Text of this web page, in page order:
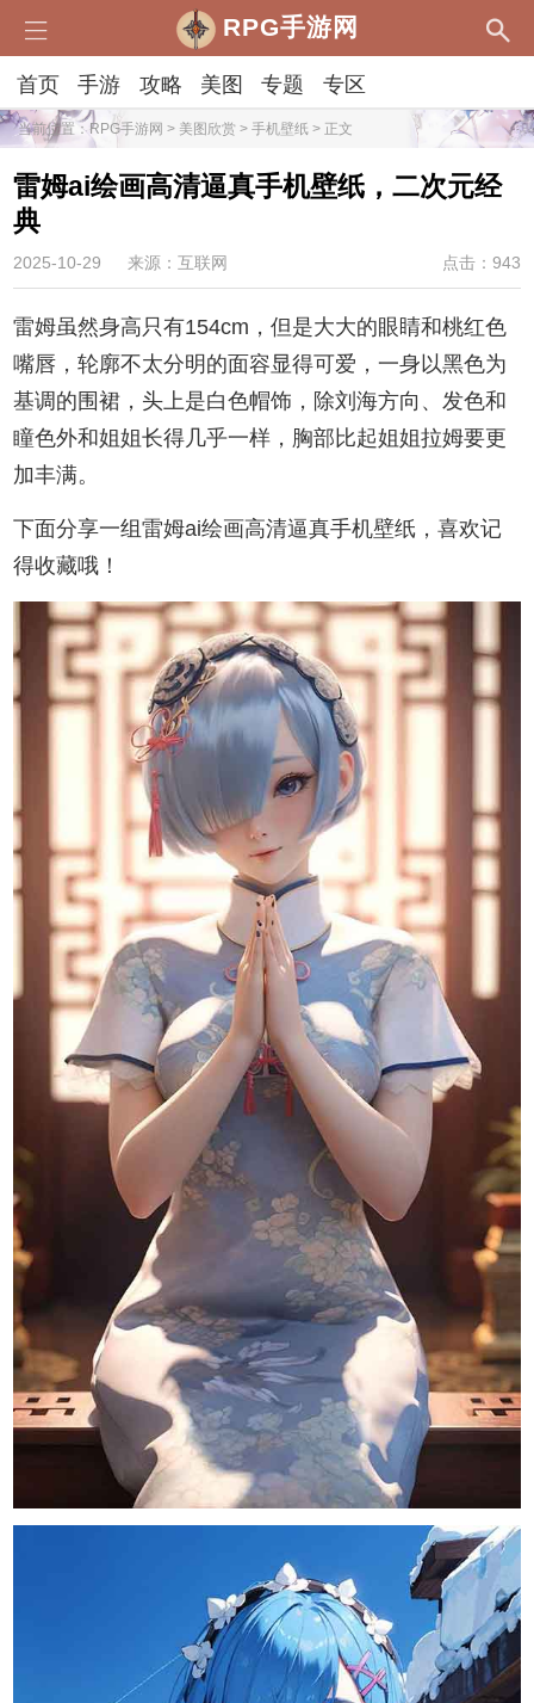
RPG手游网
首页 手游 攻略 美图 专题 专区
当前位置：RPG手游网 > 美图欣赏 > 手机壁纸 > 正文
雷姆ai绘画高清逼真手机壁纸，二次元经
典
2025-10-29 来源：互联网 点击：943
雷姆虽然身高只有154cm，但是大大的眼睛和桃红色
嘴唇，轮廓不太分明的面容显得可爱，一身以黑色为
基调的围裙，头上是白色帽饰，除刘海方向、发色和
瞳色外和姐姐长得几乎一样，胸部比起姐姐拉姆要更
加丰满。
下面分享一组雷姆ai绘画高清逼真手机壁纸，喜欢记
得收藏哦！